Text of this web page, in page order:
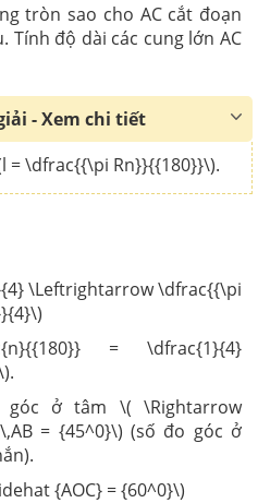
tròn sao cho AC cắt đoạn
Tính độ dài các cung lớn AC
- Xem chi tiết
= \dfrac{{\pi Rn}}{{180}}\).
\Leftrightarrow \dfrac{{\pi
= \dfrac{1}{4}
góc ở tâm \( \Rightarrow
= {45^0}\) (số đo góc ở
{AOC} = {60^0}\)